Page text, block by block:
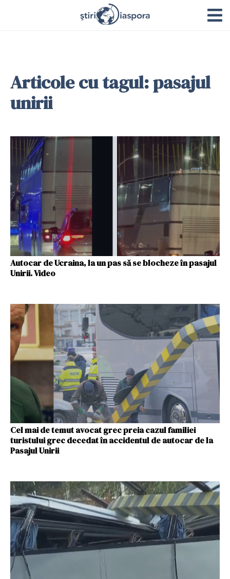
Articole cu tagul: pasajul
unirii
Autocar de Ucraina, la un pas să se blocheze în pasajul
Unirii. Video
Cel mai de temut avocat grec preia cazul familiei
turistului grec decedat în accidentul de autocar de la
Pasajul Unirii